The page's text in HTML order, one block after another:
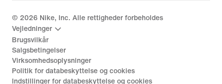
© 2026 Nike, Inc. Alle rettigheder forbeholdes
Vejledninger
Brugsvilkår
Salgsbetingelser
Virksomhedsoplysninger
Politik for databeskyttelse og cookies
Indstillinger for databeskyttelse og cookies